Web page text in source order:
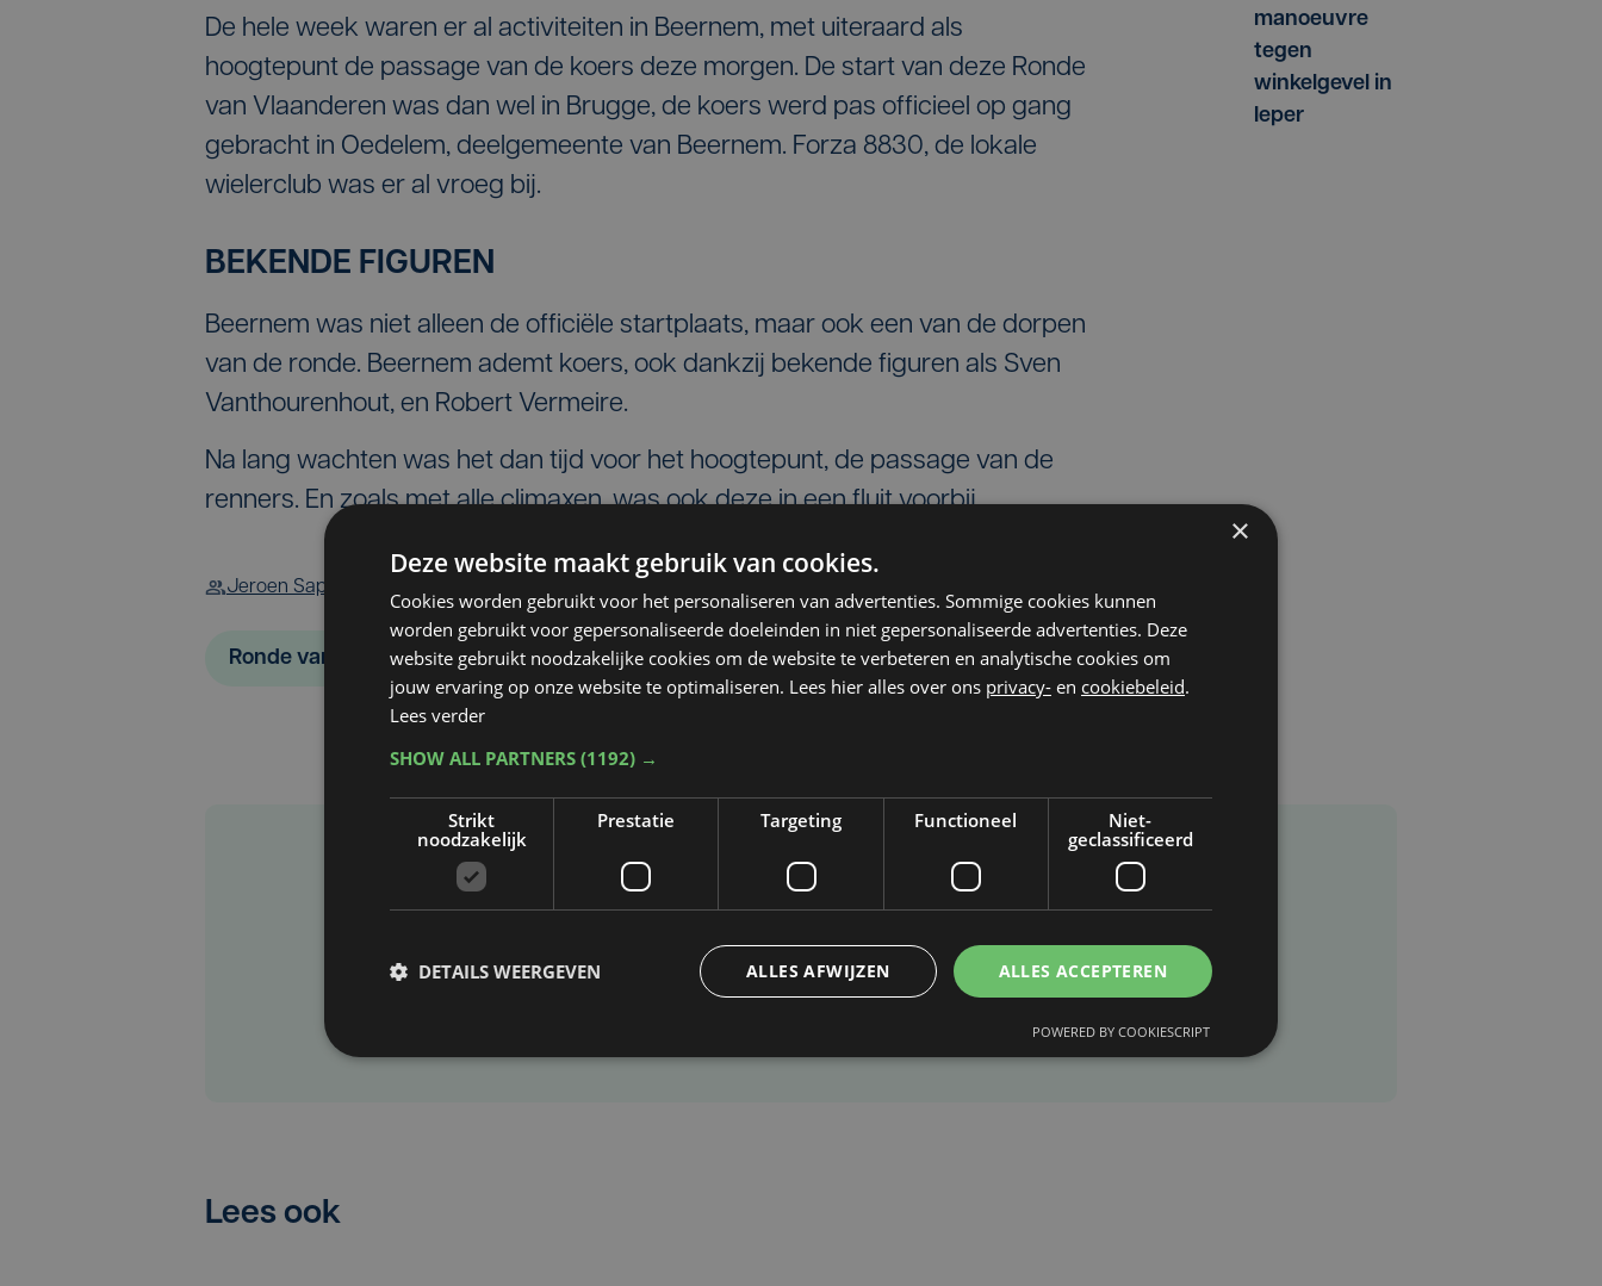
De hele week waren er al activiteiten in Beernem, met uiteraard als
hoogtepunt de passage van de koers deze morgen. De start van deze Ronde
van Vlaanderen was dan wel in Brugge, de koers werd pas officieel op gang
gebracht in Oedelem, deelgemeente van Beernem. Forza 8830, de lokale
wielerclub was er al vroeg bij.
BEKENDE FIGUREN
Beernem was niet alleen de officiële startplaats, maar ook een van de dorpen
van de ronde. Beernem ademt koers, ook dankzij bekende figuren als Sven
Vanthourenhout, en Robert Vermeire.
Na lang wachten was het dan tijd voor het hoogtepunt, de passage van de
renners. En zoals met alle climaxen, was ook deze in een fluit voorbij.
Jeroen Sap
Ronde van Vlaanderen
manoeuvre
tegen
winkelgevel in
Ieper
Taalfout opgemerkt?
Laat het ons weten
Lees ook
×
Deze website maakt gebruik van cookies.
Cookies worden gebruikt voor het personaliseren van advertenties. Sommige cookies kunnen
worden gebruikt voor gepersonaliseerde doeleinden in niet gepersonaliseerde advertenties. Deze
website gebruikt noodzakelijke cookies om de website te verbeteren en analytische cookies om
jouw ervaring op onze website te optimaliseren. Lees hier alles over ons privacy- en cookiebeleid.
Lees verder
SHOW ALL PARTNERS (1192) →
Strikt
noodzakelijk
Prestatie Targeting Functioneel
Niet-
geclassificeerd
ALLES ACCEPTEREN
ALLES AFWIJZEN
DETAILS WEERGEVEN
POWERED BY COOKIESCRIPT